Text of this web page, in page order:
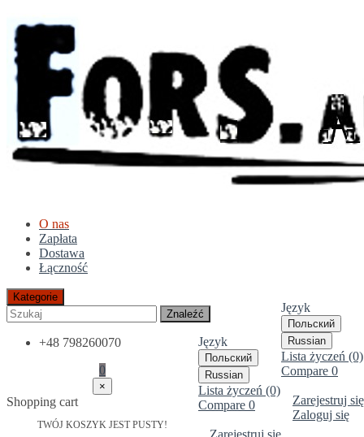
O nas
Zapłata
Dostawa
Łączność
Język
Польский
Russian
Lista życzeń (0)
Compare 0
Zarejestruj się
Zaloguj się
Kategorie
Znaleźć
Język
Польский
Russian
Lista życzeń (0)
Compare 0
Zarejestruj się
+48 798260070
0
×
Shopping cart
TWÓJ KOSZYK JEST PUSTY!